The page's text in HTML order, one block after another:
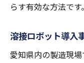
らす有効な方法です。
溶接ロボット導入
愛知県内の製造現